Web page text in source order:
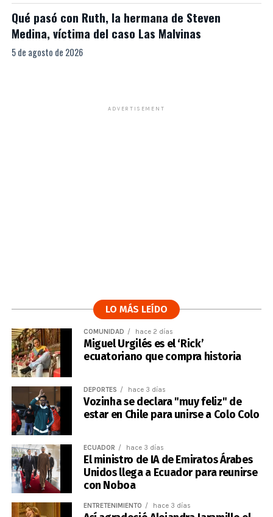
Qué pasó con Ruth, la hermana de Steven
Medina, víctima del caso Las Malvinas
5 de agosto de 2026
ADVERTISEMENT
LO MÁS LEÍDO
COMUNIDAD hace 2 días
Miguel Urgilés es el ‘Rick’
ecuatoriano que compra historia
DEPORTES hace 3 días
Vozinha se declara "muy feliz" de
estar en Chile para unirse a Colo Colo
ECUADOR hace 3 días
El ministro de IA de Emiratos Árabes
Unidos llega a Ecuador para reunirse
con Noboa
ENTRETENIMIENTO hace 3 días